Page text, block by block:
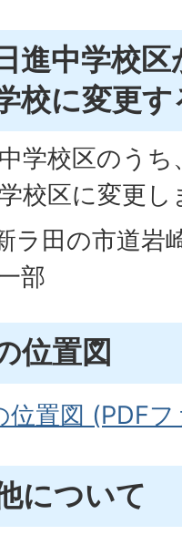
進中学校
校に変更す
学校区のう
校区に変更し
ラ田の市道岩
部
位置図
位置図 (PDF
について